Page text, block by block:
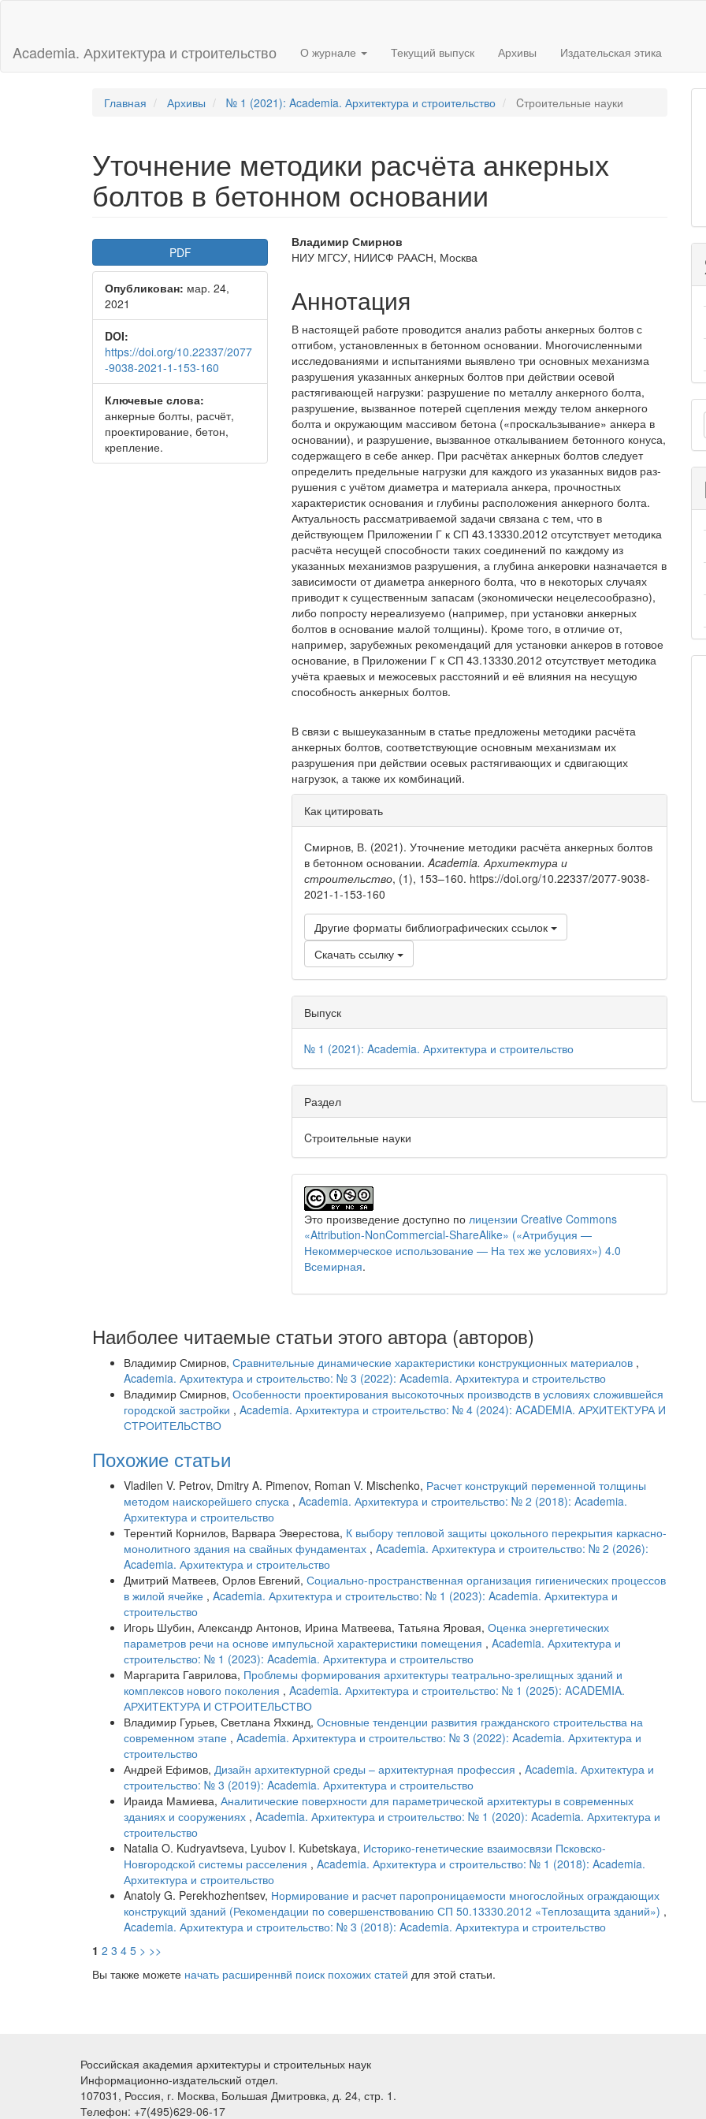
Основное
содержимое
Academia. Архитектура и строительство О журнале Текущий выпуск Архивы Издательская этика
Главная Архивы № 1 (2021): Academia. Архитектура и строительство Cтроительные науки
Уточнение методики расчёта анкерных
болтов в бетонном основании
Боковая
панель
статьи
PDF
Опубликован: мар. 24,
2021
DOI:
https://doi.org/10.22337/2077
-9038-2021-1-153-160
Ключевые слова:
анкерные болты, расчёт,
проектирование, бетон,
крепление.
Основное
содержимое
статьи
Владимир Смирнов
НИУ МГСУ, НИИСФ РААСН, Москва
Аннотация
В настоящей работе проводится анализ работы анкерных болтов с
отгибом, установленных в бетонном основании. Много­численными
исследованиями и испытаниями выявлено три основных механизма
разрушения указанных анкерных болтов при действии осевой
растягивающей нагрузки: разрушение по металлу анкерного болта,
разрушение, вызванное потерей сце­пления между телом анкерного
болта и окружающим массивом бетона («проскальзывание» анкера в
основании), и разрушение, вызванное откалыванием бетонного конуса,
содержащего в себе анкер. При расчётах анкерных болтов следует
определить предельные нагрузки для каждого из указанных видов раз­
рушения с учётом диаметра и материала анкера, прочностных
характеристик основания и глубины расположения анкерного болта.
Актуальность рассматриваемой задачи связана с тем, что в
действующем Приложении Г к СП 43.13330.2012 отсутствует методика
расчёта несущей способности таких соединений по каждому из
указанных механизмов разрушения, а глубина анке­ровки назначается в
зависимости от диаметра анкерного болта, что в некоторых случаях
приводит к существенным запасам (экономически нецелесообразно),
либо попросту нереализуемо (например, при установки анкерных
болтов в основание малой толщины). Кроме того, в отличие от,
например, зарубежных рекомендаций для установки анкеров в готовое
основание, в Приложении Г к СП 43.13330.2012 отсутствует методика
учёта краевых и межосевых расстояний и её влияния на несущую
способность анкерных болтов.
В связи с вышеуказанным в статье предложены методики расчёта
анкерных болтов, соответствующие основным меха­низмам их
разрушения при действии осевых растягивающих и сдвигающих
нагрузок, а также их комбинаций.
Информация
о статье
Как цитировать
Смирнов, В. (2021). Уточнение методики расчёта анкерных болтов
в бетонном основании.Academia. Архитектура и
строительство, (1), 153–160. https://doi.org/10.22337/2077-9038-
2021-1-153-160
Другие форматы библиографических ссылок
Скачать ссылку
Выпуск
№ 1 (2021): Academia. Архитектура и строительство
Раздел
Cтроительные науки
Это произведение доступно полицензии Creative Commons
«Attribution-NonCommercial-ShareAlike» («Атрибуция —
Некоммерческое использование — На тех же условиях») 4.0
Всемирная.
Наиболее читаемые статьи этого автора (авторов)
Владимир Смирнов, Сравнительные динамические характеристики конструкционных материалов ,
Academia. Архитектура и строительство: № 3 (2022): Academia. Архитектура и строительство
Владимир Смирнов, Особенности проектирования высокоточных производств в условиях сложившейся
городской застройки , Academia. Архитектура и строительство: № 4 (2024): ACADEMIA. АРХИТЕКТУРА И
СТРОИТЕЛЬСТВО
Похожие статьи
Vladilen V. Petrov, Dmitry A. Pimenov, Roman V. Mischenko, Расчет конструкций переменной толщины
методом наискорейшего спуска , Academia. Архитектура и строительство: № 2 (2018): Academia.
Архитектура и строительство
Терентий Корнилов, Варвара Эверестова, К выбору тепловой защиты цокольного перекрытия каркасно-
монолитного здания на свайных фундаментах , Academia. Архитектура и строительство: № 2 (2026):
Academia. Архитектура и строительство
Дмитрий Матвеев, Орлов Евгений, Социально-пространственная организация гигиенических процессов
в жилой ячейке , Academia. Архитектура и строительство: № 1 (2023): Academia. Архитектура и
строительство
Игорь Шубин, Александр Антонов, Ирина Матвеева, Татьяна Яровая, Оценка энергетических
параметров речи на основе импульсной характеристики помещения , Academia. Архитектура и
строительство: № 1 (2023): Academia. Архитектура и строительство
Маргарита Гаврилова, Проблемы формирования архитектуры театрально-зрелищных зданий и
комплексов нового поколения , Academia. Архитектура и строительство: № 1 (2025): ACADEMIA.
АРХИТЕКТУРА И СТРОИТЕЛЬСТВО
Владимир Гурьев, Светлана Яхкинд, Основные тенденции развития гражданского строительства на
современном этапе , Academia. Архитектура и строительство: № 3 (2022): Academia. Архитектура и
строительство
Андрей Ефимов, Дизайн архитектурной среды – архитектурная профессия , Academia. Архитектура и
строительство: № 3 (2019): Academia. Архитектура и строительство
Ираида Мамиева, Аналитические поверхности для параметрической архитектуры в современных
зданиях и сооружениях , Academia. Архитектура и строительство: № 1 (2020): Academia. Архитектура и
строительство
Natalia O. Kudryavtseva, Lyubov I. Kubetskaya, Историко-генетические взаимосвязи Псковско-
Новгородской системы расселения , Academia. Архитектура и строительство: № 1 (2018): Academia.
Архитектура и строительство
Anatoly G. Perekhozhentsev, Нормирование и расчет паропроницаемости многослойных ограждающих
конструкций зданий (Рекомендации по совершенствованию СП 50.13330.2012 «Теплозащита зданий») ,
Academia. Архитектура и строительство: № 3 (2018): Academia. Архитектура и строительство
1 2 3 4 5 > >>
Вы также можете начать расширеннвй поиск похожих статей для этой статьи.
Российская академия архитектуры и строительных наук
Информационно-издательский отдел.
107031, Россия, г. Москва, Большая Дмитровка, д. 24, стр. 1.
Телефон: +7(495)629-06-17